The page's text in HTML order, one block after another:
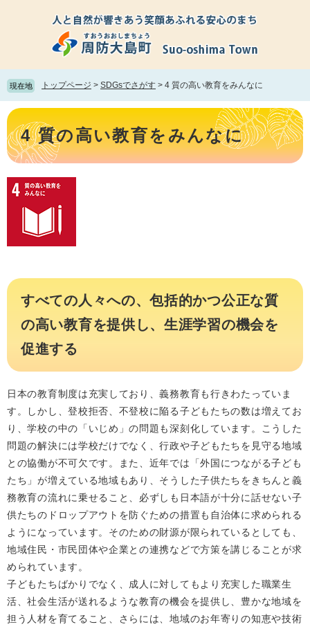
頭
で
す。
飛
ば
て
本
文
現在地 トップページ > SDGsでさがす > 4 質の高い教育をみんなに
本
文 4 質の高い教育をみんなに
すべての人々への、包括的かつ公正な質
の高い教育を提供し、生涯学習の機会を
促進する
日本の教育制度は充実しており、義務教育も行きわたっていま
す。しかし、登校拒否、不登校に陥る子どもたちの数は増えてお
り、学校の中の「いじめ」の問題も深刻化しています。こうした
問題の解決には学校だけでなく、行政や子どもたちを見守る地域
との協働が不可欠です。また、近年では「外国につながる子ども
たち」が増えている地域もあり、そうした子供たちをきちんと義
務教育の流れに乗せること、必ずしも日本語が十分に話せない子
供たちのドロップアウトを防ぐための措置も自治体に求められる
ようになっています。そのための財源が限られているとしても、
地域住民・市民団体や企業との連携などで方策を講じることが求
められています。
子どもたちばかりでなく、成人に対してもより充実した職業生
活、社会生活が送れるような教育の機会を提供し、豊かな地域を
担う人材を育てること、さらには、地域のお年寄りの知恵や技術